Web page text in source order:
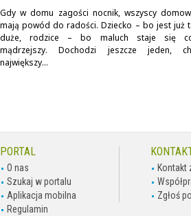
Gdy w domu zagości nocnik, wszyscy
mają powód do radości. Dziecko – bo jest już
duże, rodzice – bo maluch staje się
mądrzejszy. Dochodzi jeszcze jeden,
największy...
PORTAL
O nas
Szukaj w portalu
Aplikacja mobilna
Regulamin
Kontakt
Zgłoś